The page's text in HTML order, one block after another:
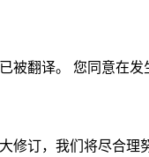
翻译。 您同意在发
订，我们将尽合